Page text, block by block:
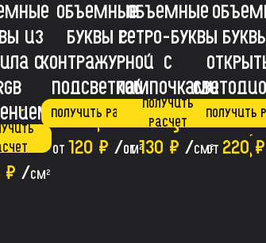
из
с
₽ /см 2
Объемные
буквы с
контражурной
подсветкой
Получить расчет
от 120 ₽ /см 2
Объемные
ретро-буквы
с
лампочками
Получить
расчет
от130 ₽ /см2
Получить
от 220 ₽